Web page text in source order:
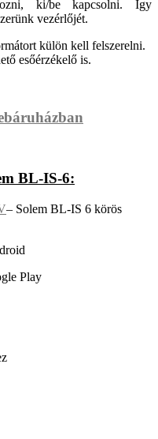
ki/be kapcsolni. Így
vezérlőjét.
külön kell felszerelni.
esőérzékelő is.
BL-IS-6:
– Solem BL-IS 6 körös
Play